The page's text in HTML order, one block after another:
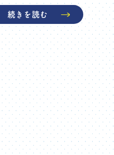
続きを読む